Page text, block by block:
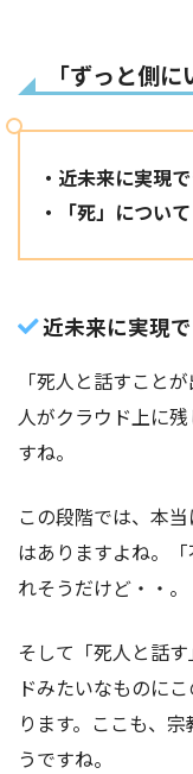
「ずっと側
・近未来に実現
・「死」について
近未来に実現
「死人と話すこと
人がクラウド上に
すね。
この段階では、本
はありますよね。
れそうだけど・・。
そして「死人と話
ドみたいなものに
ります。ここも、
うですね。